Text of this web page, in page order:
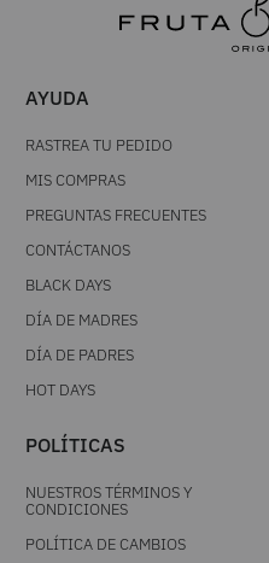
AYUDA
RASTREA TU PEDIDO
MIS COMPRAS
PREGUNTAS FRECUENTES
CONTÁCTANOS
BLACK DAYS
DÍA DE MADRES
DÍA DE PADRES
HOT DAYS
POLÍTICAS
NUESTROS TÉRMINOS Y
CONDICIONES
POLÍTICA DE CAMBIOS